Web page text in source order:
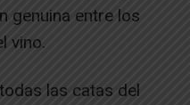
genuina entre los
vino.
las catas del